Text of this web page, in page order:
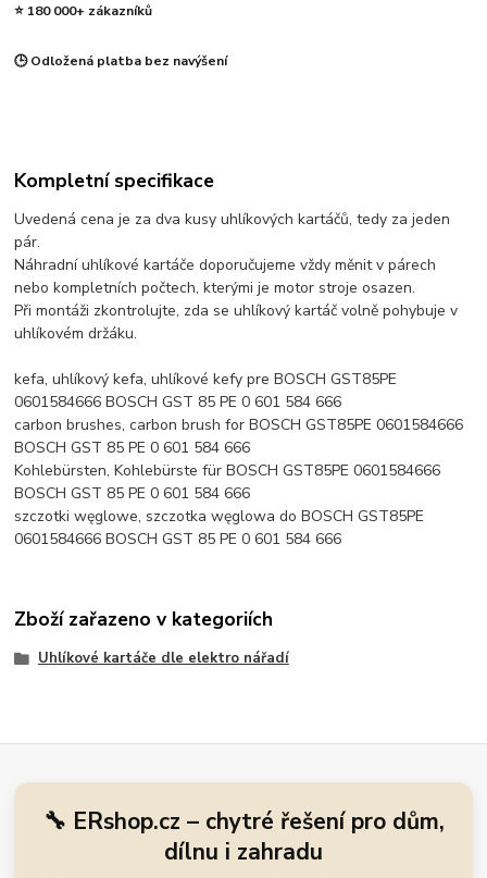
⭐ 180 000+ zákazníků
🕒 Odložená platba bez navýšení
Kompletní specifikace
Uvedená cena je za dva kusy uhlíkových kartáčů, tedy za jeden
pár.
Náhradní uhlíkové kartáče doporučujeme vždy měnit v párech
nebo kompletních počtech, kterými je motor stroje osazen.
Při montáži zkontrolujte, zda se uhlíkový kartáč volně pohybuje v
uhlíkovém držáku.
kefa, uhlíkový kefa, uhlíkové kefy pre BOSCH GST85PE
0601584666 BOSCH GST 85 PE 0 601 584 666
carbon brushes, carbon brush for BOSCH GST85PE 0601584666
BOSCH GST 85 PE 0 601 584 666
Kohlebürsten, Kohlebürste für BOSCH GST85PE 0601584666
BOSCH GST 85 PE 0 601 584 666
szczotki węglowe, szczotka węglowa do BOSCH GST85PE
0601584666 BOSCH GST 85 PE 0 601 584 666
Zboží zařazeno v kategoriích
Uhlíkové kartáče dle elektro nářadí
🔧 ERshop.cz – chytré řešení pro dům,
dílnu i zahradu